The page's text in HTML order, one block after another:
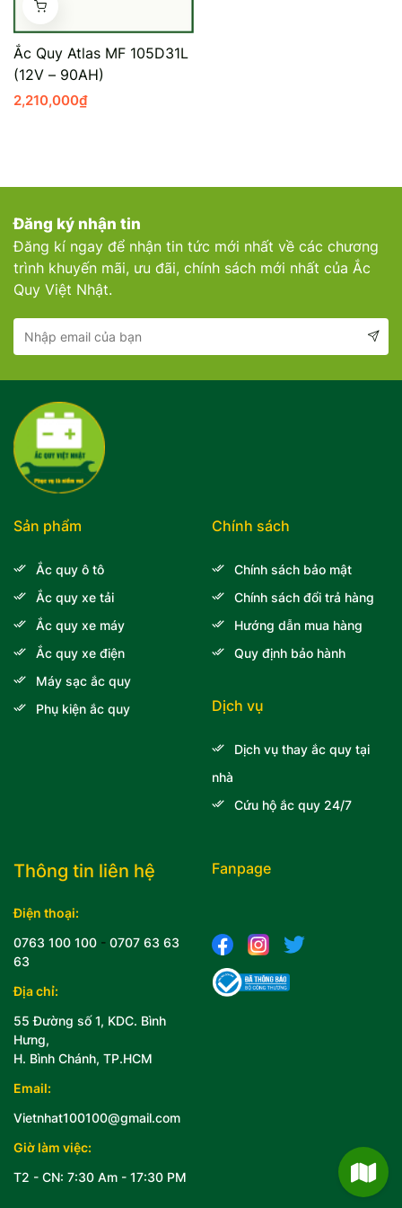
Ắc Quy Atlas MF 105D31L
(12V – 90AH)
2,210,000₫
Đăng ký nhận tin
Đăng kí ngay để nhận tin tức mới nhất về các chương
trình khuyến mãi, ưu đãi, chính sách mới nhất của Ắc
Quy Việt Nhật.
Thông tin liên hệ
Điện thoại:
0763 100 100 - 0707 63 63
63
Địa chỉ:
55 Đường số 1, KDC. Bình
Hưng,
H. Bình Chánh, TP.HCM
Email:
Vietnhat100100@gmail.com
Giờ làm việc:
T2 - CN: 7:30 Am - 17:30 PM
Sản phẩm
Ắc quy ô tô
Ắc quy xe tải
Ắc quy xe máy
Ắc quy xe điện
Máy sạc ắc quy
Phụ kiện ắc quy
Chính sách
Chính sách bảo mật
Chính sách đổi trả hàng
Hướng dẫn mua hàng
Quy định bảo hành
Dịch vụ
Dịch vụ thay ắc quy tại
nhà
Cứu hộ ắc quy 24/7
Fanpage